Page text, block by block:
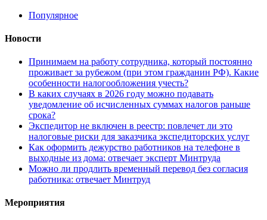
Популярное
Новости
Принимаем на работу сотрудника, который постоянно
проживает за рубежом (при этом гражданин РФ). Какие
особенности налогообложения учесть?
В каких случаях в 2026 году можно подавать
уведомление об исчисленных суммах налогов раньше
срока?
Экспедитор не включен в реестр: повлечет ли это
налоговые риски для заказчика экспедиторских услуг
Как оформить дежурство работников на телефоне в
выходные из дома: отвечает эксперт Минтруда
Можно ли продлить временный перевод без согласия
работника: отвечает Минтруд
Мероприятия